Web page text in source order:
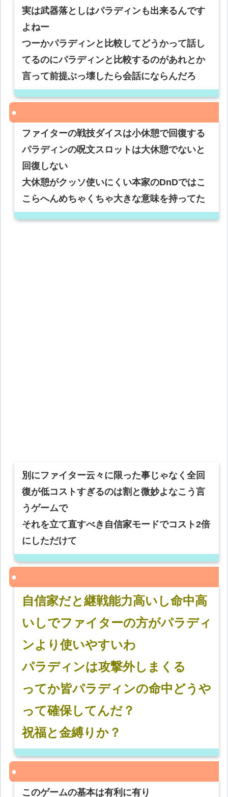
実は武器落としはパラディンも出来るんです
よねー
つーかパラディンと比較してどうかって話し
てるのにパラディンと比較するのがあれとか
言って前提ぶっ壊したら会話にならんだろ
ファイターの戦技ダイスは小休憩で回復する
パラディンの呪文スロットは大休憩でないと
回復しない
大休憩がクッソ使いにくい本家のDnDではこ
こらへんめちゃくちゃ大きな意味を持ってた
別にファイター云々に限った事じゃなく全回
復が低コストすぎるのは割と微妙よなこう言
うゲームで
それを立て直すべき自信家モードでコスト2倍
にしただけて
自信家だと継戦能力高いし命中高
いしでファイターの方がパラディ
ンより使いやすいわ
パラディンは攻撃外しまくる
ってか皆パラディンの命中どうや
って確保してんだ？
祝福と金縛りか？
このゲームの基本は有利に有り